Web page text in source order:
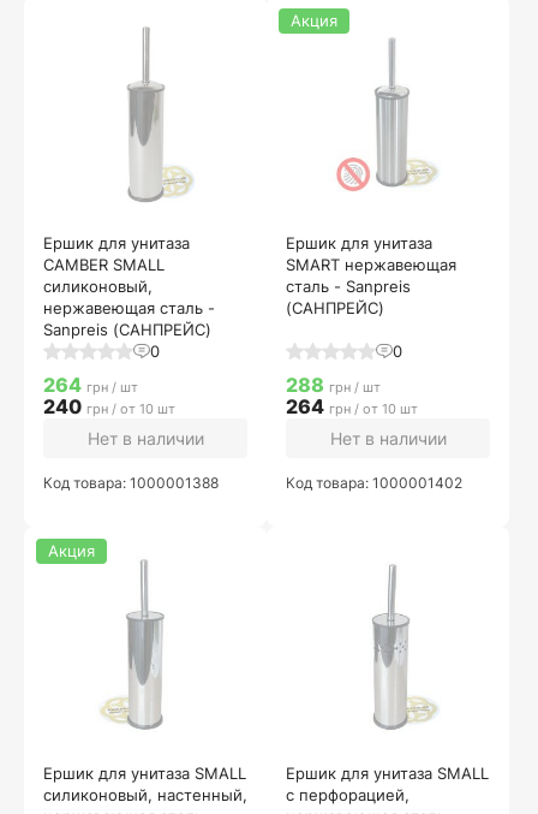
Ершик для унитаза
CAMBER SMALL
силиконовый,
нержавеющая сталь -
Sanpreis (САНПРЕЙС)
0
264 грн / шт
240 грн / от 10 шт
Нет в наличии
Код товара: 1000001388
Ершик для унитаза
SMART нержавеющая
сталь - Sanpreis
(САНПРЕЙС)
0
Акция
288 грн / шт
264 грн / от 10 шт
Нет в наличии
Код товара: 1000001402
Ершик для унитаза SMALL
силиконовый, настенный,
Акция
Ершик для унитаза SMALL
с перфорацией,